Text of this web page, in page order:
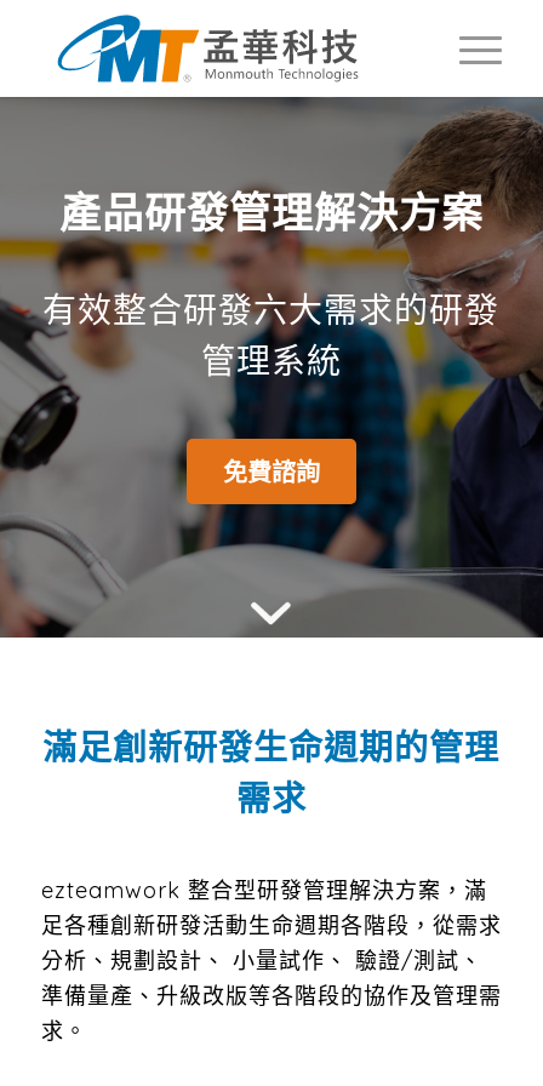
產品研發管理解決方案
有效整合研發六大需求的研發
管理系統
免費諮詢
滿足創新研發生命週期的管理
需求
ezteamwork 整合型研發管理解決方案，滿
足各種創新研發活動生命週期各階段，從需求
分析、規劃設計、 小量試作、 驗證/測試、
準備量產、升級改版等各階段的協作及管理需
求。